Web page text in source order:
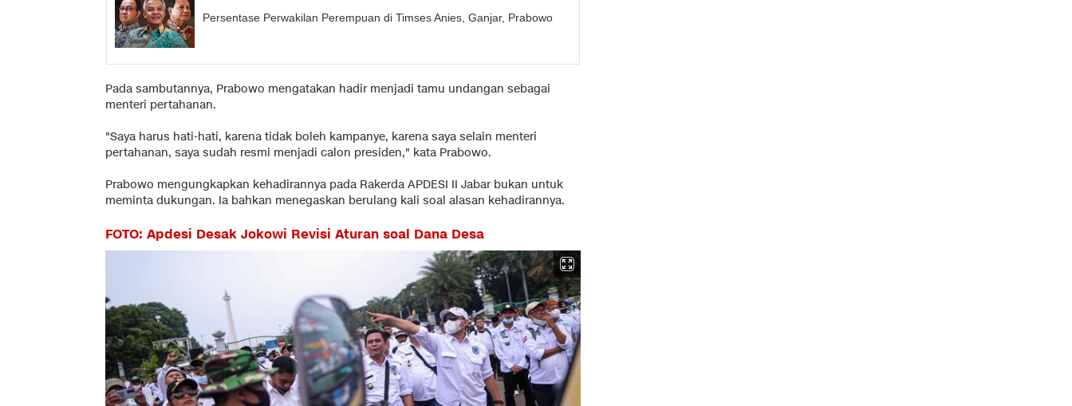
Persentase Perwakilan Perempuan di Timses Anies, Ganjar, Prabowo
Pada sambutannya, Prabowo mengatakan hadir menjadi tamu undangan sebagai
menteri pertahanan.
"Saya harus hati-hati, karena tidak boleh kampanye, karena saya selain menteri
pertahanan, saya sudah resmi menjadi calon presiden," kata Prabowo.
Prabowo mengungkapkan kehadirannya pada Rakerda APDESI II Jabar bukan untuk
meminta dukungan. Ia bahkan menegaskan berulang kali soal alasan kehadirannya.
FOTO: Apdesi Desak Jokowi Revisi Aturan soal Dana Desa